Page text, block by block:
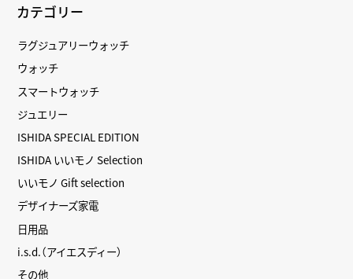
カテゴリー
ラグジュアリーウォッチ
ウォッチ
スマートウォッチ
ジュエリー
ISHIDA SPECIAL EDITION
ISHIDA いいモノ Selection
いいモノ Gift selection
デザイナーズ家電
日用品
i.s.d.（アイエスディー）
その他